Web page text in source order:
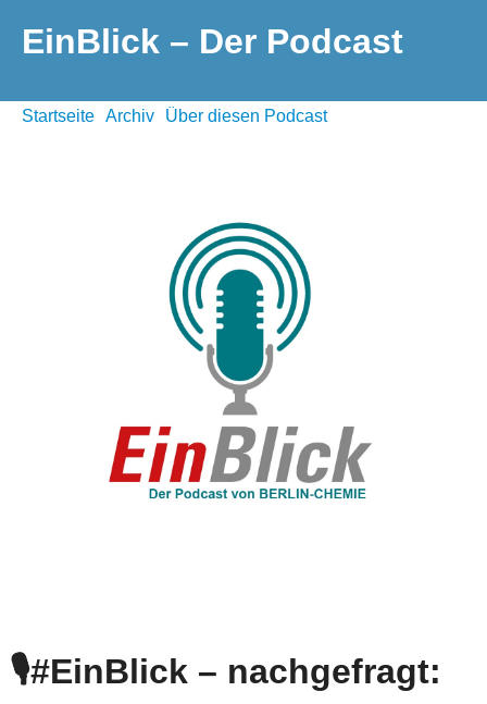
EinBlick – Der Podcast
Startseite Archiv Über diesen Podcast
🎙#EinBlick – nachgefragt: